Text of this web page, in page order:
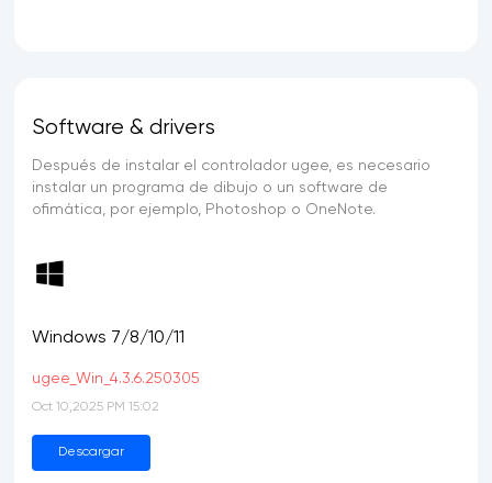
Software & drivers
Después de instalar el controlador ugee, es necesario
instalar un programa de dibujo o un software de
ofimática, por ejemplo, Photoshop o OneNote.
Windows 7/8/10/11
ugee_Win_4.3.6.250305
Oct 10,2025 PM 15:02
Descargar